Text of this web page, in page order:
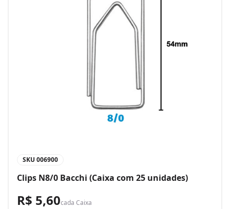
SKU 006900
Clips N8/0 Bacchi (Caixa com 25 unidades)
R$ 5,60cada Caixa